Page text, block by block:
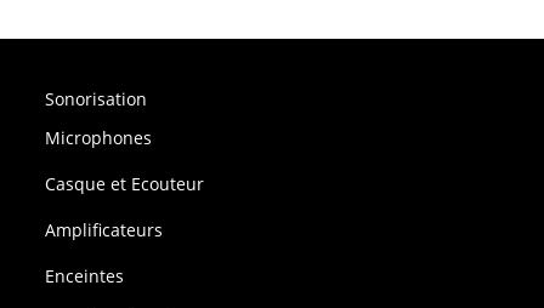
Sonorisation
Microphones
Casque et Ecouteur
Amplificateurs
Enceintes